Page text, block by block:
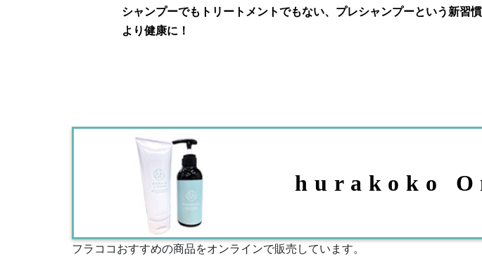
シャンプーでもトリートメントでもない、プレシャンプーという新習
より健康に！
hurakoko
フラココおすすめの商品をオンラインで販売しています。